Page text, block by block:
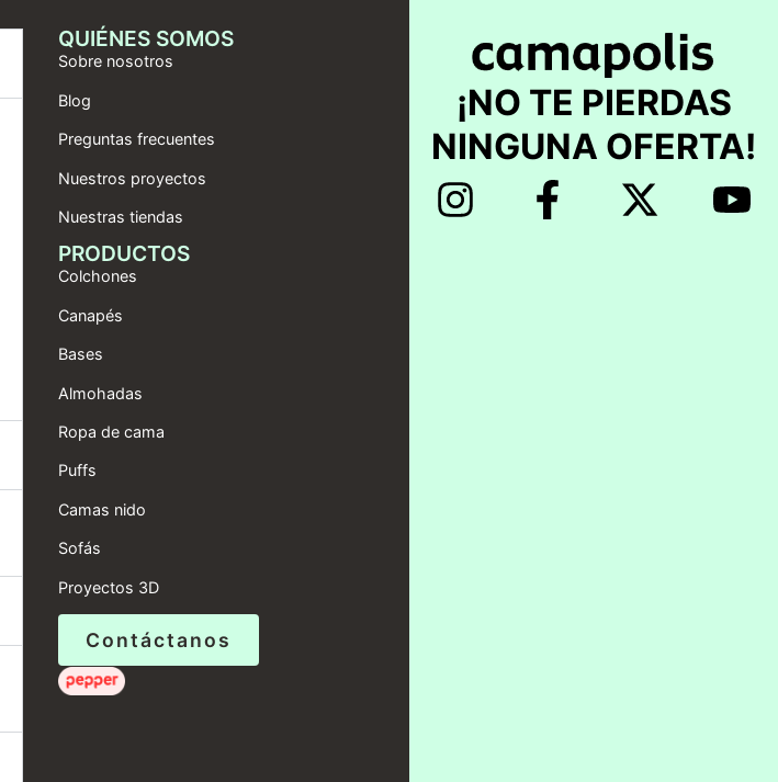
QUIÉNES SOMOS
Sobre nosotros
Blog
Preguntas frecuentes
Nuestros proyectos
Nuestras tiendas
PRODUCTOS
Colchones
Canapés
Bases
Almohadas
Ropa de cama
Puffs
Camas nido
Sofás
Proyectos 3D
Contáctanos
¡NO TE PIERDAS
NINGUNA OFERTA!